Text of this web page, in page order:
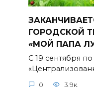
ГОРОДСКОЙ
«МОЙ ПАПА
С 19 сентября
0 3.9к.